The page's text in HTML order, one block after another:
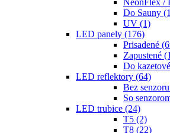
NeonFlex /
Do Sauny
UV (1)
LED panely (176)
Prisadené
Zapustené
Do
LED reflektory (64)
Bez senzoru
So
LED trubice (24)
T5 (2)
T8 (22)